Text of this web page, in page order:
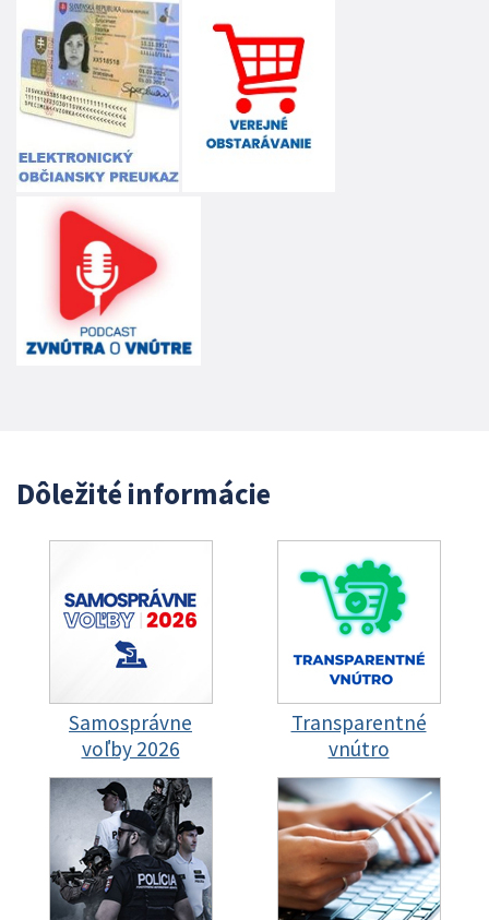
Dôležité informácie
Samosprávne
voľby 2026
Transparentné
vnútro